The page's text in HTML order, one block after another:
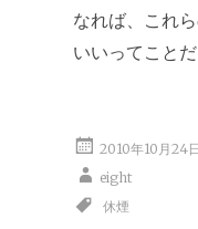
なれば、これ
いいってこと
2010年10月24
eight
休煙